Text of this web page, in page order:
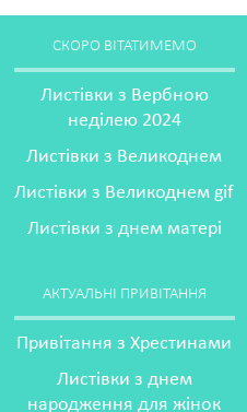
СКОРО ВІТАТИМЕМО
Листівки з Вербною
неділею 2024
Листівки з Великоднем
Листівки з Великоднем gif
Листівки з днем матері
АКТУАЛЬНІ ПРИВІТАННЯ
Привітання з Хрестинами
Листівки з днем
народження для жінок